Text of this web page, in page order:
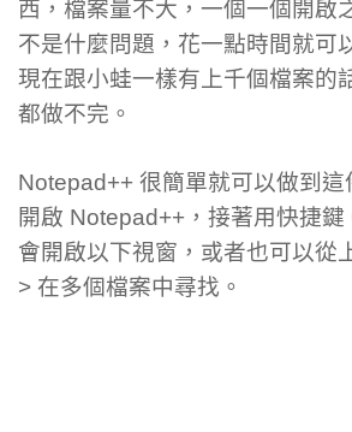
西，檔案量不大，一個一個開啟
不是什麼問題，花一點時間就可
現在跟小蛙一樣有上千個檔案的
都做不完。
Notepad++ 很簡單就可以做到這
開啟 Notepad++，接著用快捷鍵
會開啟以下視窗，或者也可以從
> 在多個檔案中尋找。